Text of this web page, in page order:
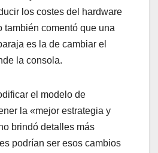
los costes del hardware
también comentó que una
es la de cambiar el
la consola.
el modelo de
la «mejor estrategia y
brindó detalles más
podrían ser esos cambios